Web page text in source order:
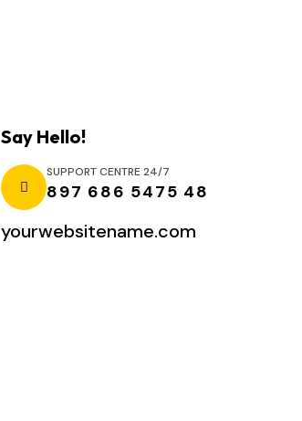
Say Hello!
SUPPORT CENTRE 24/7
897 686 5475 48
yourwebsitename.com